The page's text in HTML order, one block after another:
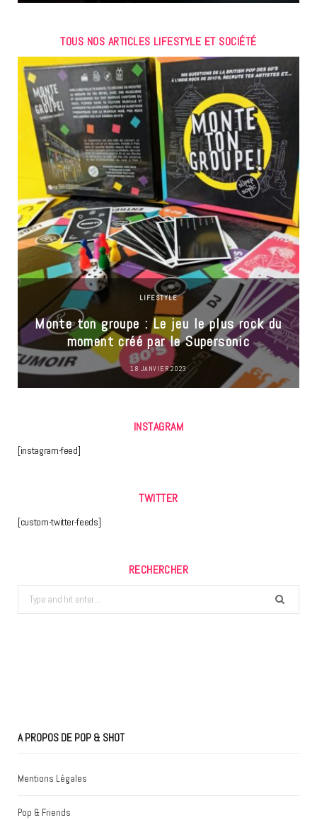
TOUS NOS ARTICLES LIFESTYLE ET SOCIÉTÉ
LIFESTYLE
Monte ton groupe : Le jeu le plus rock du
moment créé par le Supersonic
18 JANVIER 2023
INSTAGRAM
[instagram-feed]
TWITTER
[custom-twitter-feeds]
RECHERCHER
Search
for:
A PROPOS DE POP & SHOT
Mentions Légales
Pop & Friends